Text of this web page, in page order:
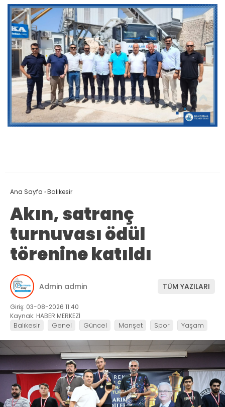
Ana Sayfa ›Balıkesir
Akın, satranç
turnuvası ödül
törenine katıldı
Admin admin TÜM YAZILARI
Giriş: 03-08-2026 11:40
Kaynak: HABER MERKEZİ
Balıkesir Genel Güncel Manşet Spor Yaşam